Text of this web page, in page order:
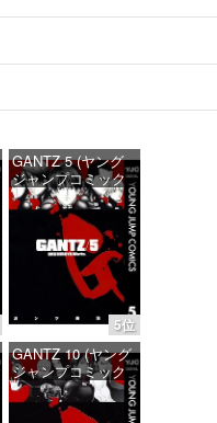
5位
GANTZ 5 (ヤング
ジャンプコミック
スDIGITAL)
価格：¥100
GANTZ 10 (ヤング
ジャンプコミック
スDIGITAL)